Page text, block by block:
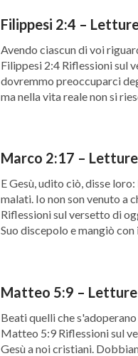
Filippesi 2:4 –
Avendo ciascun di voi
Filippesi 2:4 Riflessioni sul
dovremmo preoccuparci
ma nella vita reale non si
Marco 2:17 –
E Gesù, udito ciò, disse
malati. Io non son venuto a
Riflessioni sul versetto di
Suo discepolo e mangiò
Matteo 5:9 –
Beati quelli che
Matteo 5:9 Riflessioni sul
Gesù a noi cristiani.